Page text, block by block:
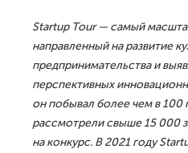
Startup Tour — самый
направленный на развитие
предпринимательства и
перспективных
он побывал более чем в 100
рассмотрели свыше 15 000
на конкурс. В 2021 году